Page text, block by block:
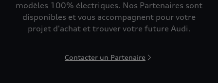
modèles 100% électriques. Nos Partenaires sont
disponibles et vous accompagnent pour votre
projet d'achat et trouver votre future Audi.
Contacter un Partenaire